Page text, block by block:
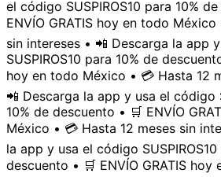
el código SUSPIROS10 para 10%
ENVÍO GRATIS hoy en todo
sin intereses • 📲 Descarga la app
SUSPIROS10 para 10% de
hoy en todo México • 💳 Hasta 12
📲 Descarga la app y usa el código
10% de descuento • 🛒 ENVÍO
México • 💳 Hasta 12 meses sin
la app y usa el código
descuento • 🛒 ENVÍO GRATIS